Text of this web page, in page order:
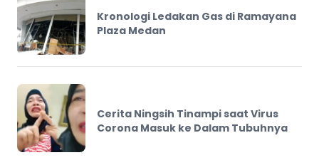
Kronologi Ledakan Gas di Ramayana
Plaza Medan
Cerita Ningsih Tinampi saat Virus
Corona Masuk ke Dalam Tubuhnya